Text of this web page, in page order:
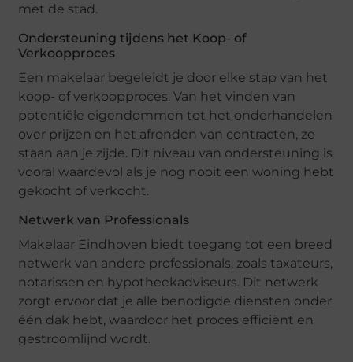
met de stad.
Ondersteuning tijdens het Koop- of
Verkoopproces
Een makelaar begeleidt je door elke stap van het
koop- of verkoopproces. Van het vinden van
potentiële eigendommen tot het onderhandelen
over prijzen en het afronden van contracten, ze
staan aan je zijde. Dit niveau van ondersteuning is
vooral waardevol als je nog nooit een woning hebt
gekocht of verkocht.
Netwerk van Professionals
Makelaar Eindhoven biedt toegang tot een breed
netwerk van andere professionals, zoals taxateurs,
notarissen en hypotheekadviseurs. Dit netwerk
zorgt ervoor dat je alle benodigde diensten onder
één dak hebt, waardoor het proces efficiënt en
gestroomlijnd wordt.